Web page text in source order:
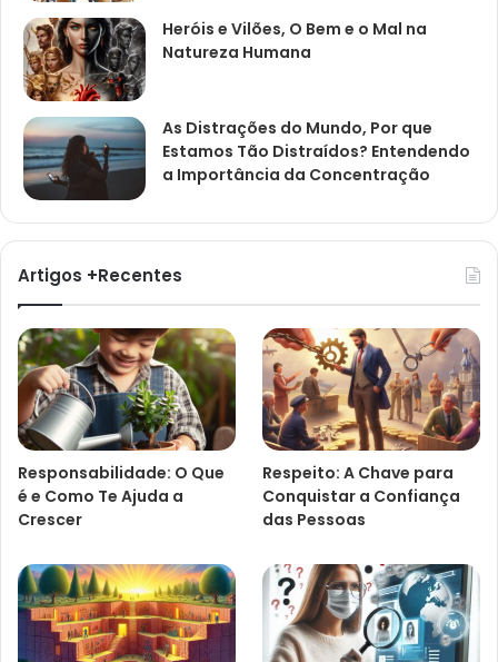
Heróis e Vilões, O Bem e o Mal na
Natureza Humana
As Distrações do Mundo, Por que
Estamos Tão Distraídos? Entendendo
a Importância da Concentração
Artigos +Recentes
Responsabilidade: O Que
é e Como Te Ajuda a
Crescer
Respeito: A Chave para
Conquistar a Confiança
das Pessoas